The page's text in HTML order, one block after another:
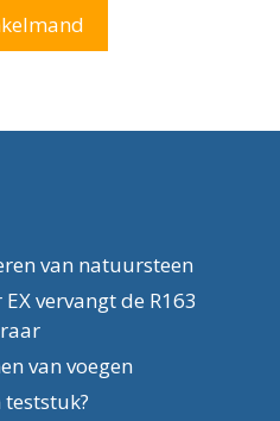
van natuursteen
vervangt de R163
van voegen